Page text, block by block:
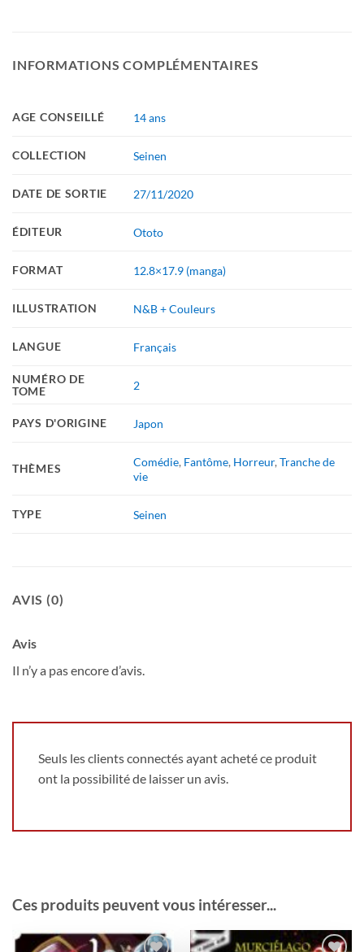
INFORMATIONS COMPLÉMENTAIRES
AGE CONSEILLÉ 14 ans
COLLECTION Seinen
DATE DE SORTIE 27/11/2020
ÉDITEUR Ototo
FORMAT 12.8×17.9 (manga)
ILLUSTRATION N&B + Couleurs
LANGUE Français
NUMÉRO DE
TOME
2
PAYS D'ORIGINE Japon
THÈMES
Comédie, Fantôme, Horreur,Tranche de
vie
TYPE Seinen
AVIS (0)
Avis
Il n’y a pas encore d’avis.
Seuls les clients connectés ayant acheté ce produit
ont la possibilité de laisser un avis.
Ces produits peuvent vous intéresser...